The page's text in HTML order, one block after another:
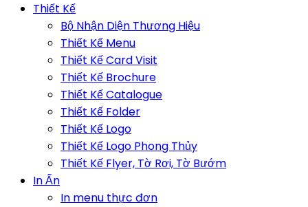
Thiết Kế
Bộ Nhận Diện Thương Hiệu
Thiết Kế Menu
Thiết Kế Card Visit
Thiết Kế Brochure
Thiết Kế Catalogue
Thiết Kế Folder
Thiết Kế Logo
Thiết Kế Logo Phong Thủy
Thiết Kế Flyer, Tờ Rơi, Tờ Bướm
In Ấn
In menu thực đơn